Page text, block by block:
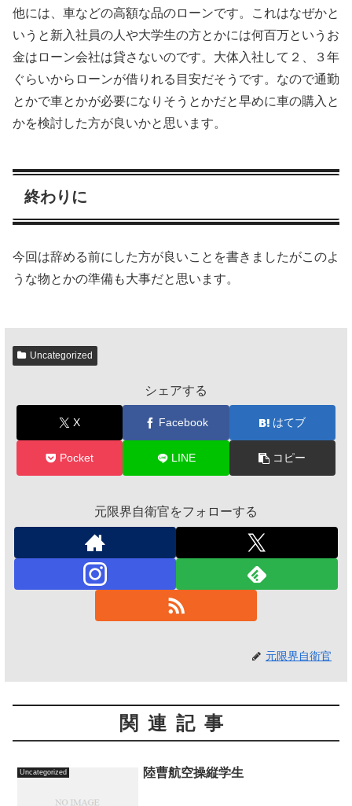
他には、車などの高額な品のローンです。これはなぜかと
いうと新入社員の人や大学生の方とかには何百万というお
金はローン会社は貸さないのです。大体入社して２、３年
ぐらいからローンが借りれる目安だそうです。なので通勤
とかで車とかが必要になりそうとかだと早めに車の購入と
かを検討した方が良いかと思います。
終わりに
今回は辞める前にした方が良いことを書きましたがこのよ
うな物とかの準備も大事だと思います。
Uncategorized
シェアする
X Facebook はてブ
Pocket LINE コピー
元限界自衛官をフォローする
元限界自衛官
関連記事
Uncategorized 陸曹航空操縦学生